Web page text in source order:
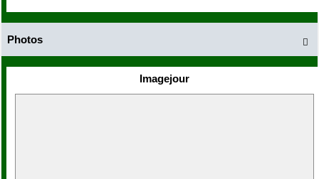

Photos
Imagejour